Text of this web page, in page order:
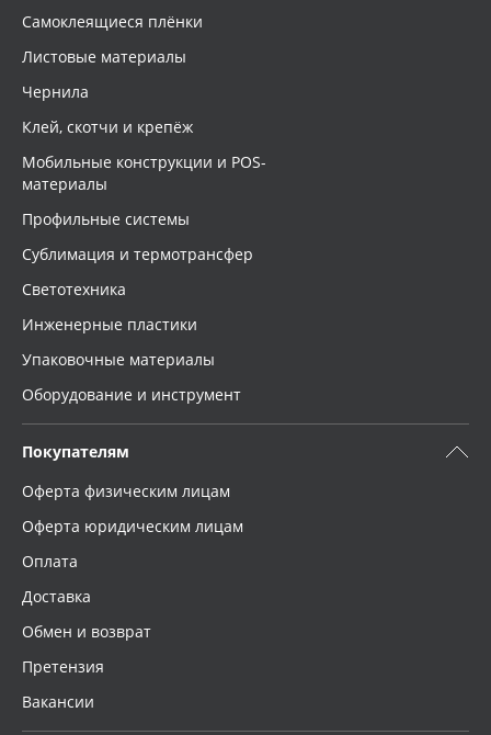
Самоклеящиеся плёнки
Листовые материалы
Чернила
Клей, скотчи и крепёж
Мобильные конструкции и POS-
материалы
Профильные системы
Сублимация и термотрансфер
Светотехника
Инженерные пластики
Упаковочные материалы
Оборудование и инструмент
Покупателям
Оферта физическим лицам
Оферта юридическим лицам
Оплата
Доставка
Обмен и возврат
Претензия
Вакансии